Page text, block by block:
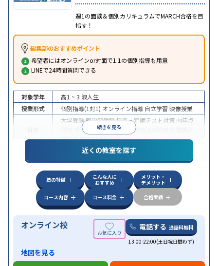
週1の面談＆個別カリキュラムでMARCH合格を目
指す！
編集部のおすすめポイント
希望者にはオンラインor対面で1:1の個別指導も用意
LINEで24時間質問できる
続きを見る
対象学年 高1 ~ 3 浪人生
授業形式
個別指導(1対1) オンライン指導 自立学習 映像授業
大学受験医学部受験授業・定期テスト対策 内申点
学習習慣の定着 総合型選抜(旧AO)対策
試対策学校別特化対策
特徴
中高一貫校生に対応授業の振替可能
学習にPC・タブレットを利用オンライン対応1
科目から受講可能
近くの教室を探す
塾の特徴
こんな人に
おすすめ
メリット・
デメリット
コース内容
コース料金 合格実績
オンライン校 電話する 通話料無料
13:00-22:00(土日祝日問わず)
地図を見る